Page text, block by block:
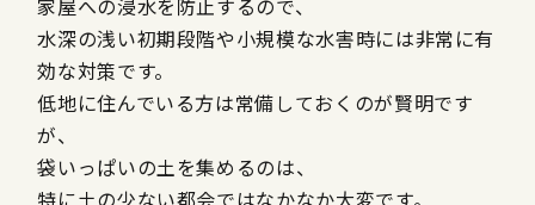
家屋への浸水を防止するので、
水深の浅い初期段階や小規模な水害時には非常に有
効な対策です。
低地に住んでいる方は常備しておくのが賢明です
が、
袋いっぱいの土を集めるのは、
特に土の少ない都会ではなかなか大変です。